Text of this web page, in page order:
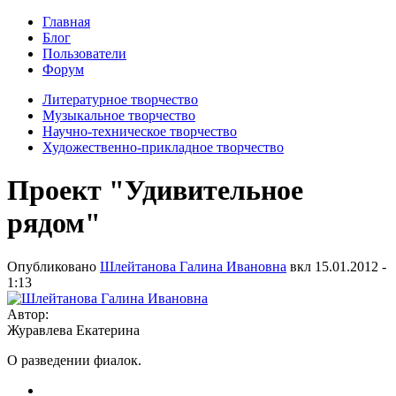
Главная
Блог
Пользователи
Форум
Литературное творчество
Музыкальное творчество
Научно-техническое творчество
Художественно-прикладное творчество
Проект "Удивительное
рядом"
Опубликовано Шлейтанова Галина Ивановна вкл 15.01.2012 -
1:13
Автор:
Журавлева Екатерина
О разведении фиалок.